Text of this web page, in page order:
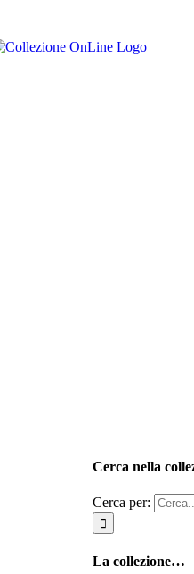
Cerca nella
Cerca per:
La collezione…